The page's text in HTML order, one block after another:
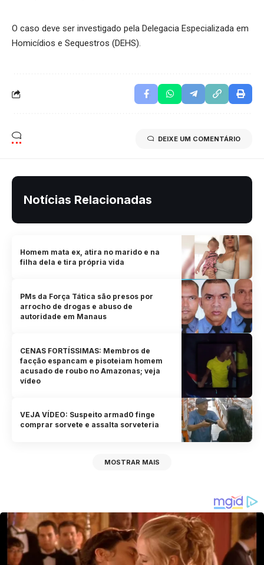
O caso deve ser investigado pela Delegacia Especializada em
Homicídios e Sequestros (DEHS).
DEIXE UM COMENTÁRIO
Notícias Relacionadas
Homem mata ex, atira no marido e na
filha dela e tira própria vida
PMs da Força Tática são presos por
arrocho de drogas e abuso de
autoridade em Manaus
CENAS FORTÍSSIMAS: Membros de
facção espancam e pisoteiam homem
acusado de roubo no Amazonas; veja
vídeo
VEJA VÍDEO: Suspeito armad0 finge
comprar sorvete e assalta sorveteria
MOSTRAR MAIS